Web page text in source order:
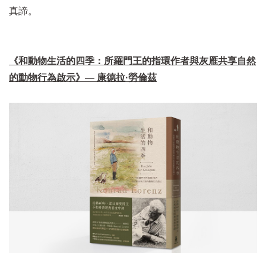
真諦。
《和動物生活的四季：所羅門王的指環作者與灰雁共享自然
的動物行為啟示》— 康德拉·勞倫茲